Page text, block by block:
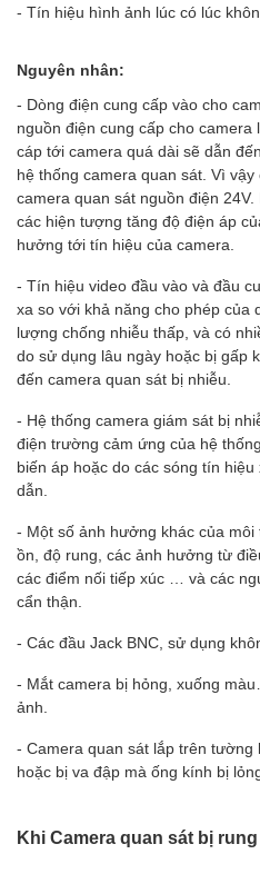
- Tín hiệu hình ảnh lúc có lúc
Nguyên nhân:
- Dòng điện cung cấp vào cho
nguồn điện cung cấp cho
cáp tới camera quá dài sẽ dẫn
hệ thống camera quan sát. Vì
camera quan sát nguồn điện
các hiện tượng tăng độ điện áp
hưởng tới tín hiệu của camera.
- Tín hiệu video đầu vào và đầu
xa so với khả năng cho phép của
lượng chống nhiễu thấp, và có
do sử dụng lâu ngày hoặc bị gấp
đến camera quan sát bị nhiễu.
- Hệ thống camera giám sát bị
điện trường cảm ứng của hệ
biến áp hoặc do các sóng tín
dẫn.
- Một số ảnh hưởng khác của
ồn, độ rung, các ảnh hưởng từ
các điểm nối tiếp xúc … và các
cẩn thận.
- Các đầu Jack BNC, sử dụng
- Mắt camera bị hỏng, xuống
ảnh.
- Camera quan sát lắp trên tường
hoặc bị va đập mà ống kính bị
Khi Camera quan sát bị